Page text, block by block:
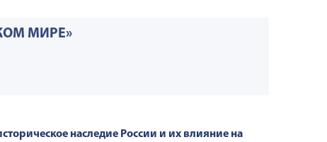
МИРЕ»
наследие России и их влияние на